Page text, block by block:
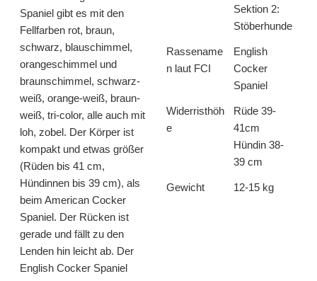
Spaniel gibt es mit den
Fellfarben rot, braun,
schwarz, blauschimmel,
orangeschimmel und
braunschimmel, schwarz-
weiß, orange-weiß, braun-
weiß, tri-color, alle auch mit
loh, zobel. Der Körper ist
kompakt und etwas größer
(Rüden bis 41 cm,
Hündinnen bis 39 cm), als
beim American Cocker
Spaniel. Der Rücken ist
gerade und fällt zu den
Lenden hin leicht ab. Der
English Cocker Spaniel
Sektion 2:
Stöberhunde
Rassename
n laut FCI
English
Cocker
Spaniel
Widerristhöh
e
Rüde 39-
41cm
Hündin 38-
39 cm
Gewicht 12-15 kg